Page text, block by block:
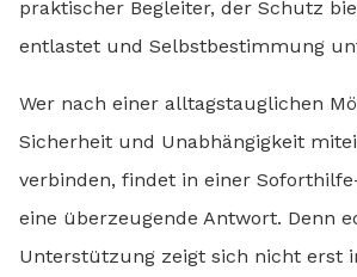
praktischer Begleiter, der Schutz
entlastet und Selbstbestimmung
Wer nach einer alltagstauglichen
Sicherheit und Unabhängigkeit
verbinden, findet in einer
eine überzeugende Antwort. Denn
Unterstützung zeigt sich nicht erst